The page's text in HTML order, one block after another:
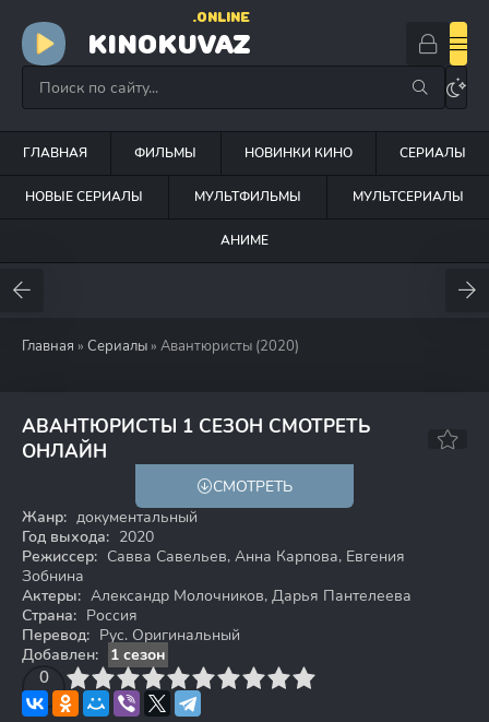
KINOKUVAZ
.ONLINE
ГЛАВНАЯ ФИЛЬМЫ НОВИНКИ КИНО СЕРИАЛЫ
НОВЫЕ СЕРИАЛЫ МУЛЬТФИЛЬМЫ МУЛЬТСЕРИАЛЫ
АНИМЕ
Главная » Сериалы » Авантюристы (2020)
АВАНТЮРИСТЫ 1 СЕЗОН СМОТРЕТЬ
ОНЛАЙН
СМОТРЕТЬ
Жанр: документальный
Год выхода: 2020
Режиссер: Савва Савельев, Анна Карпова, Евгения
Зобнина
Актеры: Александр Молочников, Дарья Пантелеева
Страна: Россия
Перевод: Рус. Оригинальный
Добавлен:
1 сезон
0
4 6 7 8 9 10